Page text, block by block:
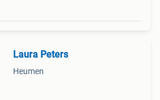
Laura Peters
Heumen